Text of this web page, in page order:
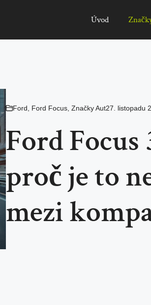
Úvod
Ford Ford Focus, Značky Aut27. listopadu
Ford Focus
proč je to
mezi